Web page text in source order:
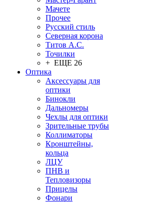
Мачете
Прочее
Русский стиль
Северная корона
Титов А.С.
Точилки
+ ЕЩЕ 26
Оптика
Аксессуары для
оптики
Бинокли
Дальномеры
Чехлы для оптики
Зрительные трубы
Коллиматоры
Кронштейны,
кольца
ЛЦУ
ПНВ и
Тепловизоры
Прицелы
Фонари